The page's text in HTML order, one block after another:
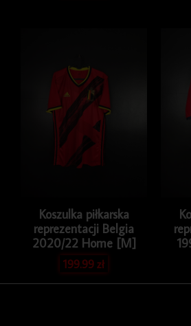
Koszulka piłkarska
reprezentacji Belgia
2020/22 Home [M]
199.99zł